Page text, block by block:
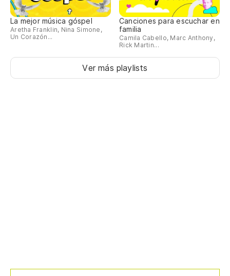
La mejor música góspel
Aretha Franklin, Nina Simone,
Un Corazón...
Canciones para escuchar en
familia
Camila Cabello, Marc Anthony,
Rick Martin...
Ver más playlists